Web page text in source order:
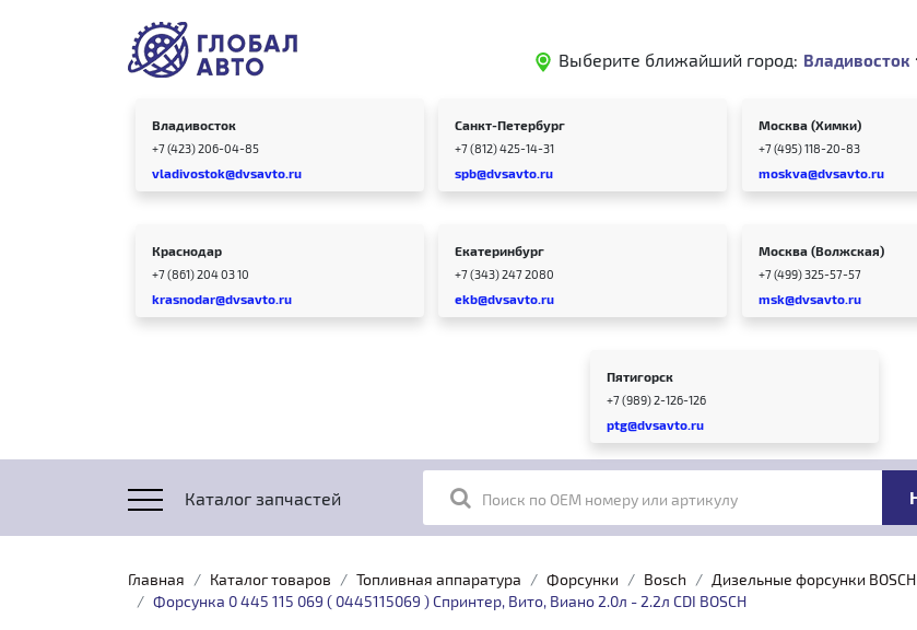
Выберите ближайший город: Владивосток
Владивосток
+7 (423) 206-04-85
vladivostok@dvsavto.ru
Санкт-Петербург
+7 (812) 425-14-31
spb@dvsavto.ru
Москва (Химки)
+7 (495) 118-20-83
moskva@dvsavto.ru
Краснодар
+7 (861) 204 03 10
krasnodar@dvsavto.ru
Екатеринбург
+7 (343) 247 2080
ekb@dvsavto.ru
Москва (Волжская)
+7 (499) 325-57-57
msk@dvsavto.ru
Пятигорск
+7 (989) 2-126-126
ptg@dvsavto.ru
Каталог запчастей Поиск по OEM номеру или артикулу
Главная Каталог товаров Топливная аппаратура Форсунки Bosch
Дизельные форсунки BOSCH
Форсунка 0 445 115 069 ( 0445115069 ) Спринтер, Вито, Виано 2.0л - 2.2л CDI BOSCH